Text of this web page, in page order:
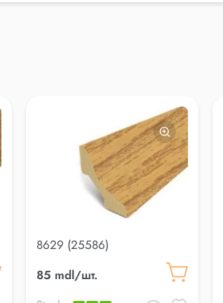
8629 (25586)
Lemal 20*20
85 mdl/шт.